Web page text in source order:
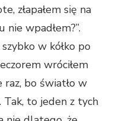
złapałem się na
nie wpadłem?”.
w kółko po
wróciłem
raz, bo światło w
Tak, to jeden z tych